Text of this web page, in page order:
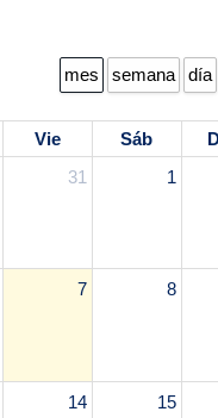
mes semana día
Vie Sáb
31 1
7 8
14 15